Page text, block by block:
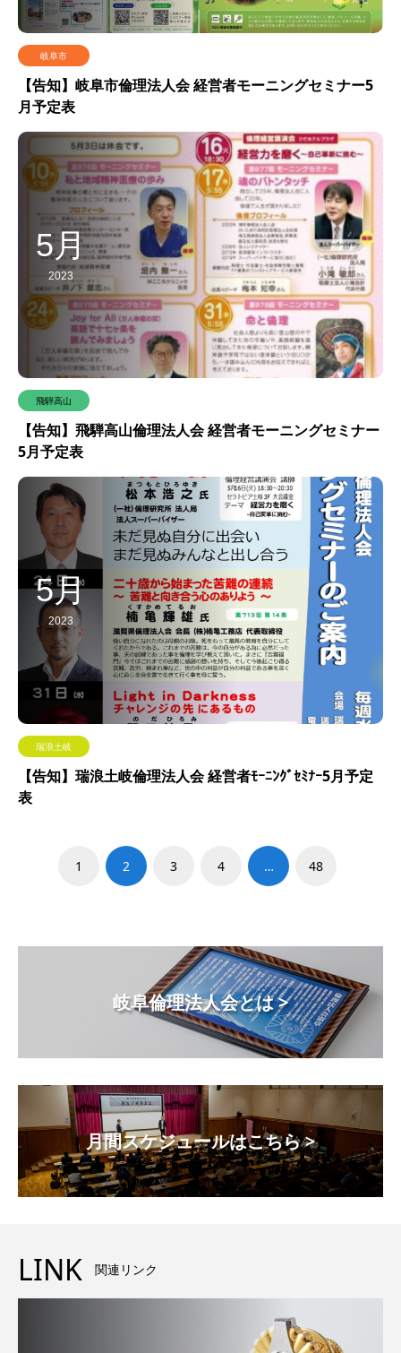
岐阜市
【告知】岐阜市倫理法人会 経営者モーニングセミナー5
月予定表
5月
2023
飛騨高山
【告知】飛騨高山倫理法人会 経営者モーニングセミナー
5月予定表
5月
2023
瑞浪土岐
【告知】瑞浪土岐倫理法人会 経営者ﾓｰﾆﾝｸﾞｾﾐﾅｰ5月予定
表
1 2 3 4 … 48
岐阜倫理法人会とは >
月間スケジュールはこちら >
LINK 関連リンク